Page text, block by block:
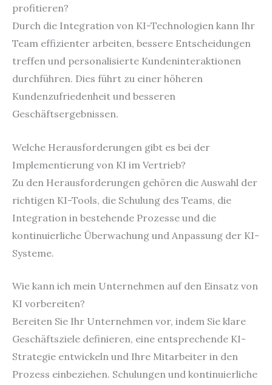
profitieren?
Durch die Integration von KI-Technologien kann Ihr
Team effizienter arbeiten, bessere Entscheidungen
treffen und personalisierte Kundeninteraktionen
durchführen. Dies führt zu einer höheren
Kundenzufriedenheit und besseren
Geschäftsergebnissen.
Welche Herausforderungen gibt es bei der
Implementierung von KI im Vertrieb?
Zu den Herausforderungen gehören die Auswahl der
richtigen KI-Tools, die Schulung des Teams, die
Integration in bestehende Prozesse und die
kontinuierliche Überwachung und Anpassung der KI-
Systeme.
Wie kann ich mein Unternehmen auf den Einsatz von
KI vorbereiten?
Bereiten Sie Ihr Unternehmen vor, indem Sie klare
Geschäftsziele definieren, eine entsprechende KI-
Strategie entwickeln und Ihre Mitarbeiter in den
Prozess einbeziehen. Schulungen und kontinuierliche